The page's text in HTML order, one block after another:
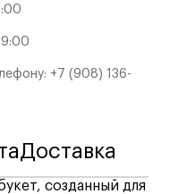
9:00
+7 (908) 136-
Доставка
созданный для